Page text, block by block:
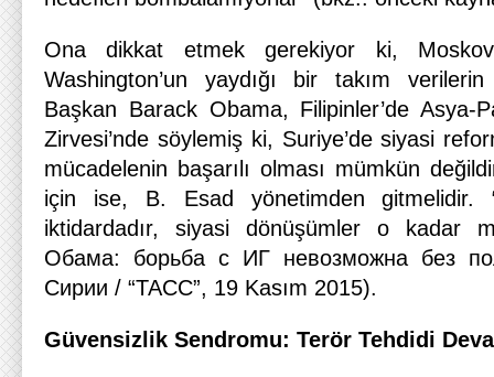
Ona dikkat etmek gerekiyor ki,
Washington’un yaydığı bir takım
Başkan Barack Obama, Filipinler’de Asya-
Zirvesi’nde söylemiş ki, Suriye’de siyasi
mücadelenin başarılı olması mümkün
için ise, B. Esad yönetimden gitmelidir.
iktidardadır, siyasi dönüşümler o kadar
Обама: борьба с ИГ невозможна без
Сирии / “ТАСС”, 19 Kasım 2015).
Güvensizlik Sendromu: Terör Tehdidi